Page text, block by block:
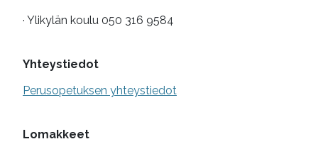
· Ylikylän koulu 050 316 9584
Yhteystiedot
Perusopetuksen yhteystiedot
Lomakkeet